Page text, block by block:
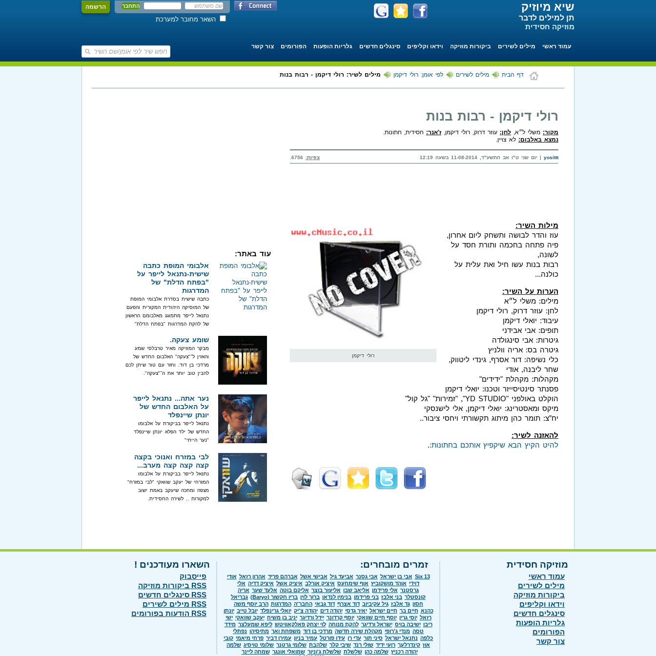
הרשמה
השאר מחובר למערכת
שיא מיוזיק
תן למילים לדבר
מוזיקה חסידית
עמוד ראשי מילים לשירים ביקורות מוזיקה וידאו וקליפים סינגלים חדשים גלריות הופעות הפורומים צור קשר
דף הבית מילים לשירים לפי אומן: רולי דיקמן מילים לשיר: רולי דיקמן - רבות בנות
רולי דיקמן - רבות בנות
מקור: משלי ל״א, לחן: עוזר דרוק, רולי דיקמן,ז'אנר: חסידית, חתונות.
נמצא באלבום: לא צויין.
yosittt | יום שני ט"ו אב התשע"ד, 11-08-2014 בשעה 12:19 צפיות:
רולי דיקמן
מילות השיר:
עוז והדר לבושה ותשחק ליום אחרון,
פיה פתחה בחכמה ותורת חסד על
לשונה,
רבות בנות עשו חיל ואת עלית על
כולנה...
הערות על השיר:
מילים: משלי ל״א
לחן: עוזר דרוק, רולי דיקמן
עיבוד: יואלי דיקמן
תופים: אבי אבידני
גיטרות: אבי סינגולדה
גיטרה בס: אריה וולניץ
כלי נשיפה: דור אסרף, גינדי ליטווק,
שחר ליבנה, אודי
מקהלות: מקהלת "ידידים"
פסנתר סינטיסייזר וטכנו: יואלי דיקמן
הוקלט באולפני "YD STUDIO", "זמירות" "גל קול"
מיקס ומאסטרינג: יואלי דיקמן, אלי לישנסקי
יח”צ: תומר כהן מיתוג תקשורתי ויחסי ציבור..
להאזנה לשיר:
להיט הקיץ הבא שיקפיץ אותכם בחתונות:.
עוד באתר:
אלבומי המופת כתבה
שישית-נתנאל לייפר על
"בפתח הדלת" של
המדרגות
כתבה שישית בסדרת אלבומי המופת
של המוסיקה היהודית המקורית והפעם
נתנאל לייפר מתמוגג מאלבומם הראשון
של להקת המדרגות "בפתח הדלת"
שומע צעקה.
מבקר המוזיקה מאיר טרבלסי שמע
והאזין ל־"צעקה" האלבום החדש של
מרדכי בן דוד. וחזר עם טור שיתן לכם
להבין טוב יותר את ה־"צעקה".
נער אתה... נתנאל לייפר
על האלבום החדש של
יונתן שיינפלד
נתנאל לייפר בביקורת על אלבומו
החדש של ילד הפלא יונתן שיינפלד
"נער הייתי"
לבי במזרח ואנוכי בקצה
קצה קצה קצה מערב...
נתנאל לייפר בביקורת על אלבומו
המזרחי של יעקב שוואקי "לבי במזרח"
מצפה ומחכה שיעקב באמת ישוב
למקורות .. לשירה החסידית.
מוזיקה חסידית
עמוד ראשי
מילים לשירים
ביקורות מוזיקה
וידאו וקליפים
סינגלים חדשים
גלריות הופעות
הפורומים
צור קשר
זמרים מובחרים:
Six 13 אבי בן ישראל אבי גסנר אביעד גיל אבישי אשל אברהם פריד אהרון רזאל אודי
דוידי אוהד מושקוביץ אוף שימחעס איציק אורלב איציק אשל איציק דדיה אלי
גרסטנר אלי פרידמן אליאב שבו אליעזר בוצר אליקם בוטה אלעד שער אריה
קונסטלר בני אלבז בני פרידמן בנימין לנדאו ברוך לוין בריו חקשור (Baryo)
גבריאל
חסון גד אלבז גיל עקיביוב דוד אצרף דוד גבאי החבר'ה המדרגות הרב יוסף משה
כהנא חיים בר חיים ישראל יאיר גדסי יהודה דים יהודה צ'יק יואלי גרינפלד יובל טייב יונתן
רזאל יוסי גרין יוסף חיים שוואקי יוסף קרדונר יידל ורדיגר יניב בן משיח יעקב שוואקי ישי
ריבו ישיבה בויס ישראל ורדיגר להקת מנוחה לוי יצחק פאלקאוויטש ליפא שמעלצר מידד
טסה מנדי ג'רופי מקהלת שירה חדשה מרדכי בן דוד משפחת ואך מתיסיהו נפתלי
כלפה נתנאל ישראל סיני תור עדי רן עידו פורטל עמיר בניון עמירן דביר פרחי מיאמי קובי
אוז קינדרלעך רועי ידיד שולי רנד שיבי קלר שלהבת שלומי גרטנר שלומי טויסיג שלמה
יהודה רכניץ שלמה כהן שלשלת שלשלת ג'וניור שמואלי אונגר שמחה ליינר
השארו מעודכנים !
פייסבוק
RSS ביקורות מוזיקה
RSS סינגלים חדשים
RSS מילים לשירים
RSS הודעות בפורומים